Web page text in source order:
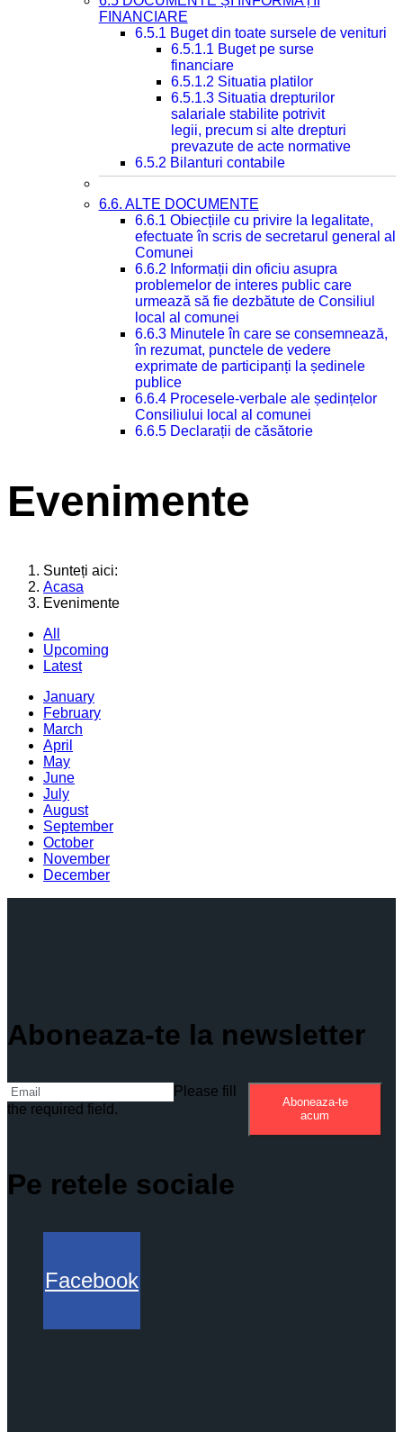
FINANCIARE
6.5.1 Buget din toate sursele de venituri
6.5.1.1 Buget pe surse
financiare
6.5.1.2 Situatia platilor
6.5.1.3 Situatia drepturilor
salariale stabilite potrivit
legii, precum si alte drepturi
prevazute de acte normative
6.5.2 Bilanturi contabile
6.6. ALTE DOCUMENTE
6.6.1 Obiecțiile cu privire la legalitate,
efectuate în scris de secretarul general al
Comunei
6.6.2 Informații din oficiu asupra
problemelor de interes public care
urmează să fie dezbătute de Consiliul
local al comunei
6.6.3 Minutele în care se consemnează,
în rezumat, punctele de vedere
exprimate de participanți la ședinele
publice
6.6.4 Procesele-verbale ale ședințelor
Consiliului local al comunei
6.6.5 Declarații de căsătorie
Evenimente
Sunteți aici:
Acasa
Evenimente
All
Upcoming
Latest
January
February
March
April
May
June
July
August
September
October
November
December
Aboneaza-te la newsletter
Please fill
the required field.
Aboneaza-te
acum
Pe retele sociale
Facebook